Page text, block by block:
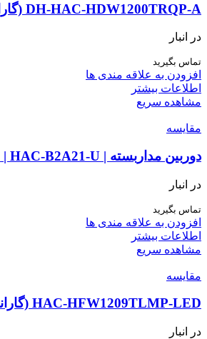
DH-HAC-HDW1200TRQP-A (گارانتی اصلی)
در انبار
تماس بگیرید
افزودن به علاقه مندی ها
اطلاعات بیشتر
مشاهده سریع
مقایسه
دوربین مداربسته | HAC-B2A21-U | (گارانتی اصلی)
در انبار
تماس بگیرید
افزودن به علاقه مندی ها
اطلاعات بیشتر
مشاهده سریع
مقایسه
HAC-HFW1209TLMP-LED (گارانتی اصلی)
در انبار